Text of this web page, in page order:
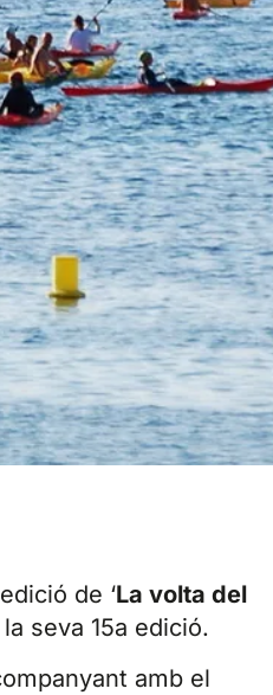
de ‘La volta del
seva 15a edició.
amb el